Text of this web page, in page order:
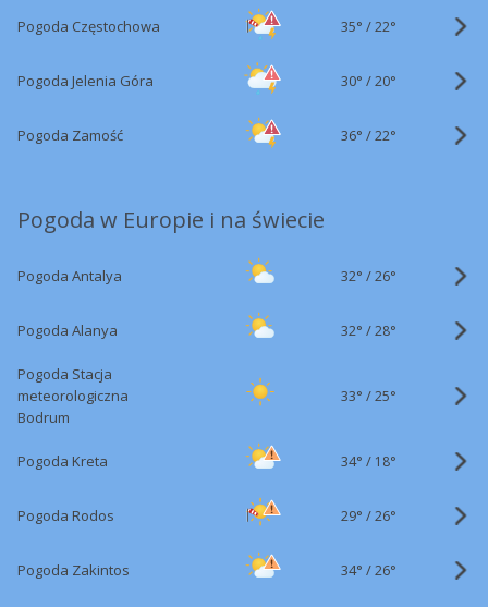
Pogoda Częstochowa 35° /22°
Pogoda Jelenia Góra 30° /20°
Pogoda Zamość 36° /22°
Pogoda w Europie i na świecie
Pogoda Antalya 32° /26°
Pogoda Alanya 32° /28°
Pogoda Stacja
meteorologiczna
Bodrum
33° /25°
Pogoda Kreta 34° / 18°
Pogoda Rodos 29° /26°
Pogoda Zakintos 34° /26°